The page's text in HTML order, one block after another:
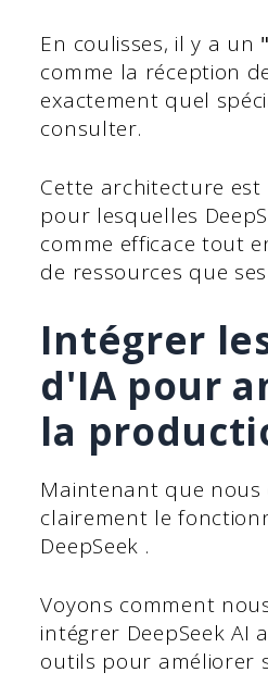
En coulisses, il y a un
comme la réception
exactement quel
consulter.
Cette architecture
pour lesquelles
comme efficace tout
de ressources que
Intégrer
d'IA pour
la
Maintenant que nous
clairement le
DeepSeek .
Voyons comment
intégrer DeepSeek AI
outils pour améliorer